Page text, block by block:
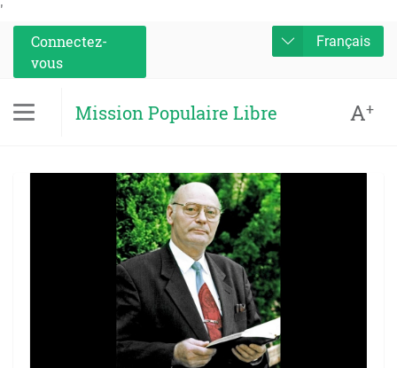
'
Connectez-
vous
Français
Mission Populaire Libre A+